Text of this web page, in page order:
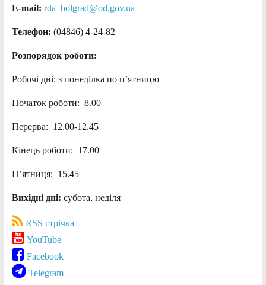
E-mail: rda_bolgrad@od.gov.ua
Телефон: (04846) 4-24-82
Розпорядок роботи:
Робочі дні: з понеділка по п’ятницю
Початок роботи: 8.00
Перерва: 12.00-12.45
Кінець роботи: 17.00
П’ятниця: 15.45
Вихідні дні: субота, неділя
RSS стрічка
YouTube
Facebook
Telegram